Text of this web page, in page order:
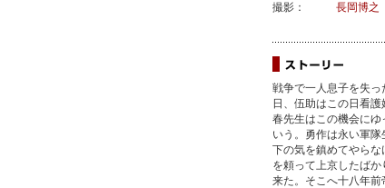
撮影：
長岡博之
戦争で一人息子を失
日、伍助はこの日看
春先生はこの機会に
いう。勇作は永い軍
下の気を鎮めてやら
を頼って上京したば
来た。そこへ十八年